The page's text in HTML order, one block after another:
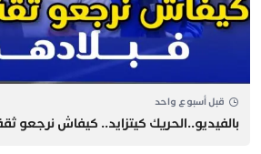
قبل أسبوع واحد
بالفيديو..الحريك كيتزايد.. كيفاش نرجعو